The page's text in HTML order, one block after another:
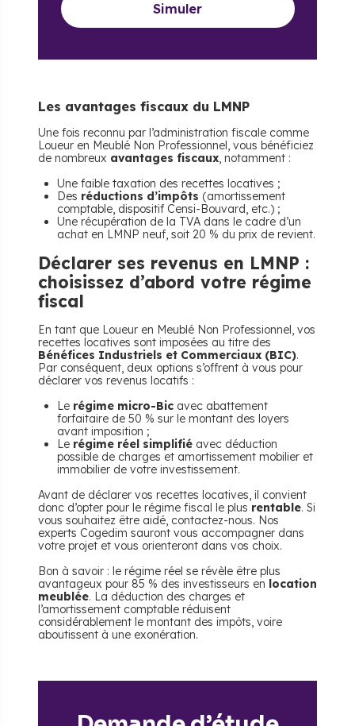
Simuler
Les avantages fiscaux du LMNP
Une fois reconnu par l’administration fiscale comme
Loueur en Meublé Non Professionnel, vous bénéficiez
de nombreux avantages fiscaux, notamment :
Une faible taxation des recettes locatives ;
Des réductions d’impôts (amortissement
comptable, dispositif Censi-Bouvard, etc.) ;
Une récupération de la TVA dans le cadre d’un
achat en LMNP neuf, soit 20 % du prix de revient.
Déclarer ses revenus en LMNP :
choisissez d’abord votre régime
fiscal
En tant que Loueur en Meublé Non Professionnel, vos
recettes locatives sont imposées au titre des
Bénéfices Industriels et Commerciaux (BIC).
Par conséquent, deux options s’offrent à vous pour
déclarer vos revenus locatifs :
Le régime micro-Bic avec abattement
forfaitaire de 50 % sur le montant des loyers
avant imposition ;
Le régime réel simplifié avec déduction
possible de charges et amortissement mobilier et
immobilier de votre investissement.
Avant de déclarer vos recettes locatives, il convient
donc d’opter pour le régime fiscal le plus rentable. Si
vous souhaitez être aidé, contactez-nous. Nos
experts Cogedim sauront vous accompagner dans
votre projet et vous orienteront dans vos choix.
Bon à savoir : le régime réel se révèle être plus
avantageux pour 85 % des investisseurs en location
meublée. La déduction des charges et
l’amortissement comptable réduisent
considérablement le montant des impôts, voire
aboutissent à une exonération.